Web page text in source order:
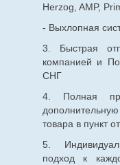
Herzog, AMP,
- Выхлопная
3. Быстрая
компанией и
СНГ
4. Полная
товара в пункт
5.
подход к